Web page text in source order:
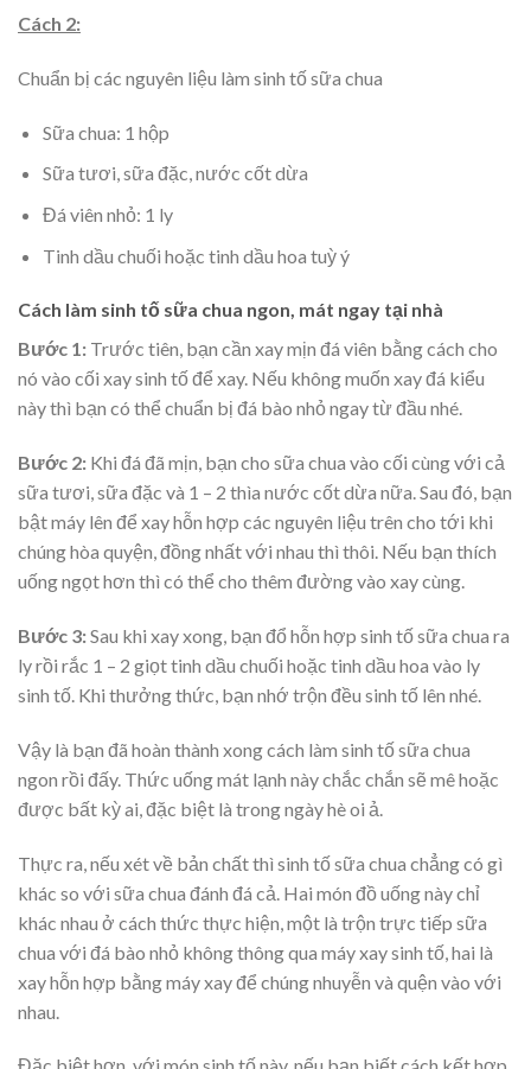
Cách 2:
Chuẩn bị các nguyên liệu làm sinh tố sữa chua
Sữa chua: 1 hộp
Sữa tươi, sữa đặc, nước cốt dừa
Đá viên nhỏ: 1 ly
Tinh dầu chuối hoặc tinh dầu hoa tuỳ ý
Cách làm sinh tố sữa chua ngon, mát ngay tại nhà
Bước 1: Trước tiên, bạn cần xay mịn đá viên bằng cách cho
nó vào cối xay sinh tố để xay. Nếu không muốn xay đá kiểu
này thì bạn có thể chuẩn bị đá bào nhỏ ngay từ đầu nhé.
Bước 2: Khi đá đã mịn, bạn cho sữa chua vào cối cùng với cả
sữa tươi, sữa đặc và 1 – 2 thìa nước cốt dừa nữa. Sau đó, bạn
bật máy lên để xay hỗn hợp các nguyên liệu trên cho tới khi
chúng hòa quyện, đồng nhất với nhau thì thôi. Nếu bạn thích
uống ngọt hơn thì có thể cho thêm đường vào xay cùng.
Bước 3:Sau khi xay xong, bạn đổ hỗn hợp sinh tố sữa chua ra
ly rồi rắc 1 – 2 giọt tinh dầu chuối hoặc tinh dầu hoa vào ly
sinh tố. Khi thưởng thức, bạn nhớ trộn đều sinh tố lên nhé.
Vậy là bạn đã hoàn thành xong cách làm sinh tố sữa chua
ngon rồi đấy. Thức uống mát lạnh này chắc chắn sẽ mê hoặc
được bất kỳ ai, đặc biệt là trong ngày hè oi ả.
Thực ra, nếu xét về bản chất thì sinh tố sữa chua chẳng có gì
khác so với sữa chua đánh đá cả. Hai món đồ uống này chỉ
khác nhau ở cách thức thực hiện, một là trộn trực tiếp sữa
chua với đá bào nhỏ không thông qua máy xay sinh tố, hai là
xay hỗn hợp bằng máy xay để chúng nhuyễn và quện vào với
nhau.